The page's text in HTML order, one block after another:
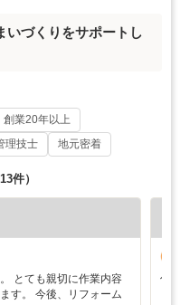
いづくりをサポートし
創業20年以上
理技士 地元密着
13件）
とても親切に作業内容
す。 今後、リフォーム
仕